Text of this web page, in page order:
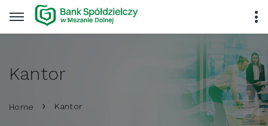
Kantor
Home Kantor